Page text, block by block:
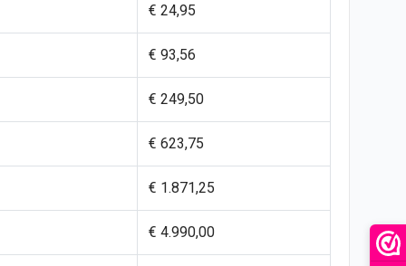
€ 24,95
€ 93,56
€ 249,50
€ 623,75
€ 1.871,25
€ 4.990,00